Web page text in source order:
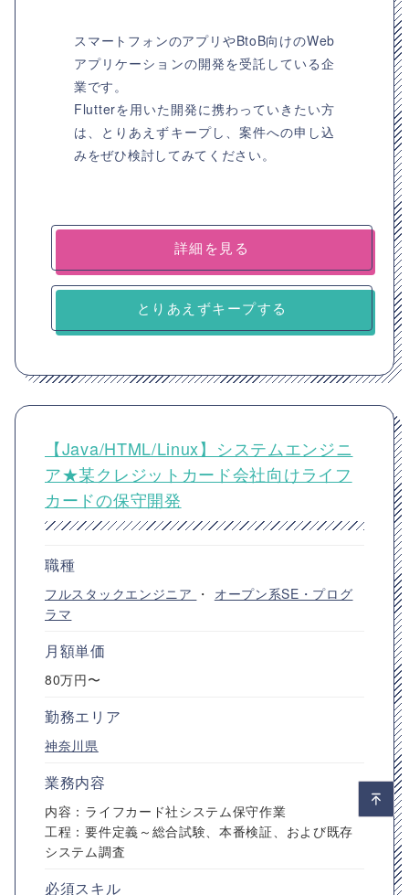
スマートフォンのアプリやBtoB向けのWeb
アプリケーションの開発を受託している企
業です。
Flutterを用いた開発に携わっていきたい方
は、とりあえずキープし、案件への申し込
みをぜひ検討してみてください。
詳細を見る
とりあえずキープする
【Java/HTML/Linux】システムエンジニ
ア★某クレジットカード会社向けライフ
カードの保守開発
職種
フルスタックエンジニア ・ オープン系SE・プログ
ラマ
月額単価
80万円〜
勤務エリア
神奈川県
業務内容
内容：ライフカード社システム保守作業
工程：要件定義～総合試験、本番検証、および既存
システム調査
必須スキル